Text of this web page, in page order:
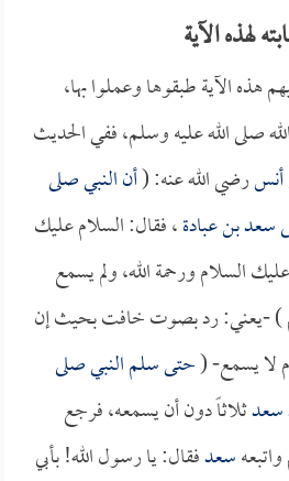
لهذه الآية
هذه الآية طبقوها وعملوا بها،
صلى الله عليه وسلم، ففي الحديث
أنسرضي الله عنه: (أن النبي صلى
سعد بن عبادة، فقال: السلام عليك
السلام ورحمة الله، ولم يسمع
) -يعني: رد بصوت خافت بحيث إن
لا يسمع- (حتى سلم النبي صلى
سعدثلاثاً دون أن يسمعه، فرجع
سعدفقال: يا رسول الله! بأبي